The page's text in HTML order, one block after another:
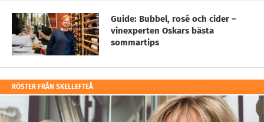
Guide: Bubbel, rosé och cider –
vinexperten Oskars bästa
sommartips
RÖSTER FRÅN SKELLEFTEÅ